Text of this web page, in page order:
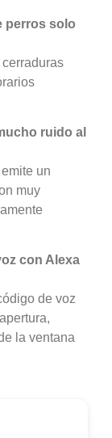
perros solo
ruido al
un
muy
con Alexa
de voz
la ventana